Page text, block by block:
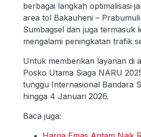
berbagai langkah optimalisasi
area tol Bakauheni –
Sumbagsel dan juga termasuk
mengalami peningkatan trafik
Untuk memberikan layanan di
Posko Utama Siaga NARU
tunggu Internasional Bandara
hingga 4 Januari 2026.
Baca juga: